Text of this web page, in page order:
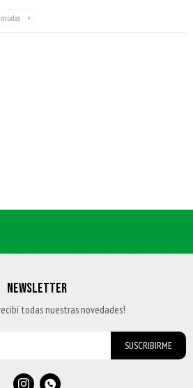
NEWSLETTER
todas nuestras novedades!
SUSCRIBIRME
 